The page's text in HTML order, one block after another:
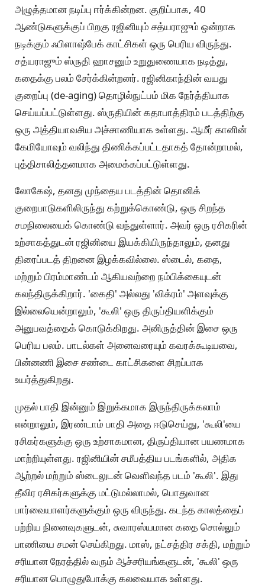
அழுத்தமான நடிப்பு ஈர்க்கின்றன. குறிப்பாக, 40
ஆண்டுகளுக்குப் பிறகு ரஜினியும் சத்யராஜும் ஒன்றாக
நடிக்கும் ஃபிளாஷ்பேக் காட்சிகள் ஒரு பெரிய விருந்து.
சத்யராஜும் ஸ்ருதி ஹாசனும் உறுதுணையாக நடித்து,
கதைக்கு பலம் சேர்க்கின்றனர். ரஜினிகாந்தின் வயது
குறைப்பு (de-aging) தொழில்நுட்பம் மிக நேர்த்தியாக
செய்யப்பட்டுள்ளது. ஸ்ருதியின் கதாபாத்திரம் படத்திற்கு
ஒரு அத்தியாவசிய அச்சாணியாக உள்ளது. ஆமீர் கானின்
கேமியோவும் வலிந்து திணிக்கப்பட்டதாகத் தோன்றாமல்,
புத்திசாலித்தனமாக அமைக்கப்பட்டுள்ளது.
லோகேஷ், தனது முந்தைய படத்தின் தொனிக்
குறைபாடுகளிலிருந்து கற்றுக்கொண்டு, ஒரு சிறந்த
சமநிலையைக் கொண்டு வந்துள்ளார். அவர் ஒரு ரசிகரின்
உற்சாகத்துடன் ரஜினியை இயக்கியிருந்தாலும், தனது
திரைப்படத் திறனை இழக்கவில்லை. ஸ்டைல், கதை,
மற்றும் பிரம்மாண்டம் ஆகியவற்றை நம்பிக்கையுடன்
கலந்திருக்கிறார். 'கைதி' அல்லது 'விக்ரம்' அளவுக்கு
இல்லையென்றாலும், 'கூலி' ஒரு திருப்தியளிக்கும்
அனுபவத்தைக் கொடுக்கிறது. அனிருத்தின் இசை ஒரு
பெரிய பலம். பாடல்கள் அனைவரையும் கவரக்கூடியவை,
பின்னணி இசை சண்டை காட்சிகளை சிறப்பாக
உயர்த்துகிறது.
முதல் பாதி இன்னும் இறுக்கமாக இருந்திருக்கலாம்
என்றாலும், இரண்டாம் பாதி அதை ஈடுசெய்து, 'கூலி'யை
ரசிகர்களுக்கு ஒரு உற்சாகமான, திருப்தியான பயணமாக
மாற்றியுள்ளது. ரஜினியின் சமீபத்திய படங்களில், அதிக
ஆற்றல் மற்றும் ஸ்டைலுடன் வெளிவந்த படம் 'கூலி'. இது
தீவிர ரசிகர்களுக்கு மட்டுமல்லாமல், பொதுவான
பார்வையாளர்களுக்கும் ஒரு விருந்து. கடந்த காலத்தைப்
பற்றிய நினைவுகளுடன், சுவாரஸ்யமான கதை சொல்லும்
பாணியை சமன் செய்கிறது. மாஸ், நட்சத்திர சக்தி, மற்றும்
சரியான நேரத்தில் வரும் ஆச்சரியங்களுடன், 'கூலி' ஒரு
சரியான பொழுதுபோக்கு கலவையாக உள்ளது.